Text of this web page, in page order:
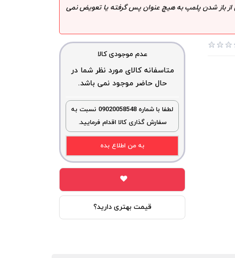
از باز شدن پلمپ به هیچ عنوان پس گرفته یا تعویض نمی
عدم موجودی کالا
متاسفانه کالای مورد نظر شما در
حال حاضر موجود نمی باشد.
لطفا با شماره 09020058548 نسبت به
سفارش گذاری کالا اقدام فرمایید.
به من اطلاع بده
قیمت بهتری دارید؟